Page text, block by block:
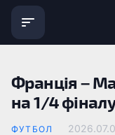
Франція –
на 1/4
ФУТБОЛ